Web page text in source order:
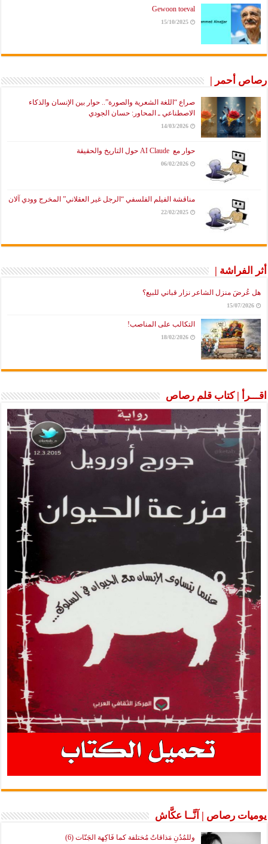
Gewoon toeval
15/10/2025
رصاص أحمر |
صراع “اللغة الشعرية والصورة”.. حوار بين الإنسان والذكاء
الاصطناعي ـ المحاور: حسان الجودي
14/03/2026
حوار مع AI Claude حول التاريخ والحقيقة
06/02/2026
مناقشة الفيلم الفلسفي “الرجل غير العقلاني” المخرج وودي آلان
22/02/2025
أثر الفراشة |
هل عُرضَ منزل الشاعر نزار قباني للبيع؟
15/07/2026
التكالب على المناصب!
18/02/2026
اقـــرأ | كتاب قلم رصاص
يوميات رصاص | آنَّــا عكَّاش
وللمُدُنِ مَذاقاتٌ مُختلفة كما فَاكِهة الجَنّات (6)